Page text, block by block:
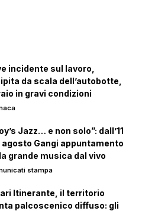
incidente sul lavoro,
da scala dell’autobotte,
in gravi condizioni
Jazz… e non solo”: dall’11
agosto Gangi appuntamento
grande musica dal vivo
stampa
Itinerante, il territorio
palcoscenico diffuso: gli